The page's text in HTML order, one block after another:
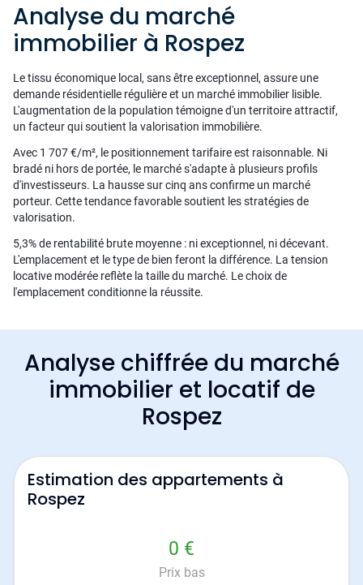
Analyse du marché
immobilier à Rospez
Le tissu économique local, sans être exceptionnel, assure une
demande résidentielle régulière et un marché immobilier lisible.
L'augmentation de la population témoigne d'un territoire attractif,
un facteur qui soutient la valorisation immobilière.
Avec 1 707 €/m², le positionnement tarifaire est raisonnable. Ni
bradé ni hors de portée, le marché s'adapte à plusieurs profils
d'investisseurs. La hausse sur cinq ans confirme un marché
porteur. Cette tendance favorable soutient les stratégies de
valorisation.
5,3% de rentabilité brute moyenne : ni exceptionnel, ni décevant.
L'emplacement et le type de bien feront la différence. La tension
locative modérée reflète la taille du marché. Le choix de
l'emplacement conditionne la réussite.
Analyse chiffrée du marché
immobilier et locatif de
Rospez
Estimation des appartements à
Rospez
0 €
Prix bas